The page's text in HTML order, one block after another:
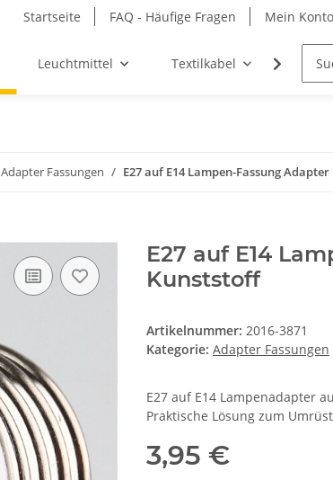
Startseite FAQ - Häufige Fragen Mein Konto
Leuchtmittel Textilkabel
Adapter Fassungen E27 auf E14 Lampen-Fassung
E27 auf E14
Kunststoff
Artikelnummer: 2016-3871
Kategorie: Adapter Fassungen
E27 auf E14 Lampenadapter
Praktische Lösung zum
3,95 €